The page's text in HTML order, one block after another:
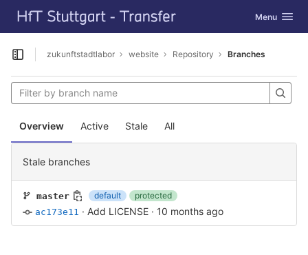
Skip to content
GitLab Toggle
Menu
Open sidebar
zukunftstadtlabor website Repository Branches
Overview Active Stale All
Stale branches
master default
protected
ac173e11 · Add LICENSE · 10 months ago